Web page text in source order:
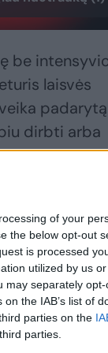
of your
the below opt-out
is processed
utilized by us
may separately
the IAB’s list of
parties on the
parties.
be
laisvės
padarytą
dirbti arba
iš
įrašu,
tokius kaip